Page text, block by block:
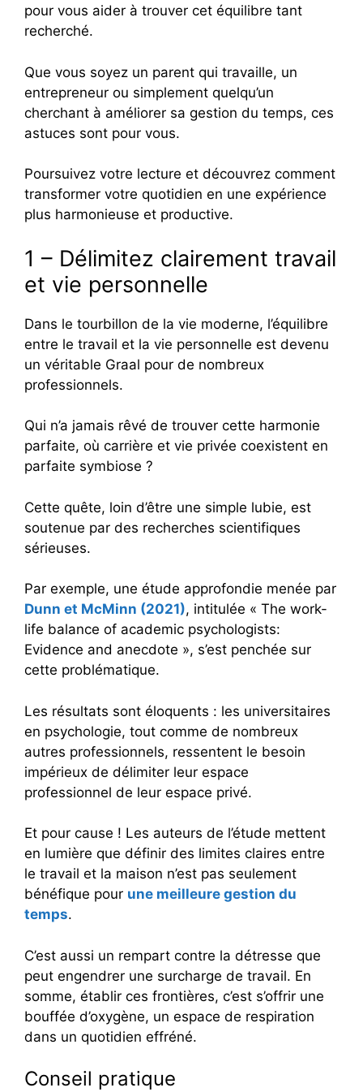
pour vous aider à trouver cet équilibre tant
recherché.
Que vous soyez un parent qui travaille, un
entrepreneur ou simplement quelqu’un
cherchant à améliorer sa gestion du temps, ces
astuces sont pour vous.
Poursuivez votre lecture et découvrez comment
transformer votre quotidien en une expérience
plus harmonieuse et productive.
1 – Délimitez clairement travail
et vie personnelle
Dans le tourbillon de la vie moderne, l’équilibre
entre le travail et la vie personnelle est devenu
un véritable Graal pour de nombreux
professionnels.
Qui n’a jamais rêvé de trouver cette harmonie
parfaite, où carrière et vie privée coexistent en
parfaite symbiose ?
Cette quête, loin d’être une simple lubie, est
soutenue par des recherches scientifiques
sérieuses.
Par exemple, une étude approfondie menée par
Dunn et McMinn (2021), intitulée « The work-
life balance of academic psychologists:
Evidence and anecdote », s’est penchée sur
cette problématique.
Les résultats sont éloquents : les universitaires
en psychologie, tout comme de nombreux
autres professionnels, ressentent le besoin
impérieux de délimiter leur espace
professionnel de leur espace privé.
Et pour cause ! Les auteurs de l’étude mettent
en lumière que définir des limites claires entre
le travail et la maison n’est pas seulement
bénéfique pour une meilleure gestion du
temps.
C’est aussi un rempart contre la détresse que
peut engendrer une surcharge de travail. En
somme, établir ces frontières, c’est s’offrir une
bouffée d’oxygène, un espace de respiration
dans un quotidien effréné.
Conseil pratique